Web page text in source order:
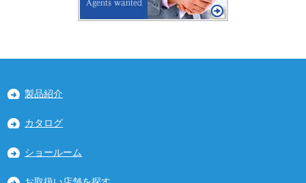
製品紹介
カタログ
ショールーム